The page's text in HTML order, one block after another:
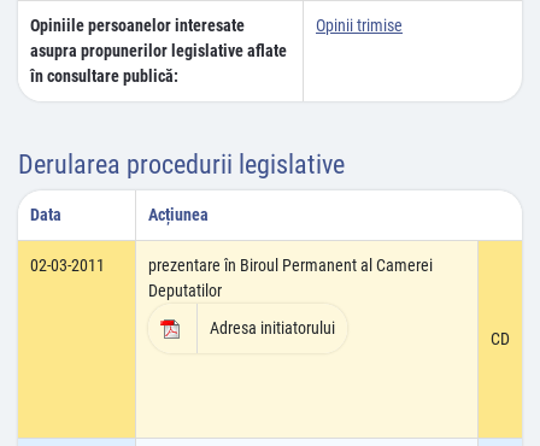
Opiniile persoanelor interesate
asupra propunerilor legislative aflate
în consultare publică:
Opinii trimise
Derularea procedurii legislative
Data Acțiunea
02-03-2011
prezentare în Biroul Permanent al Camerei
Deputatilor
Adresa initiatorului
CD